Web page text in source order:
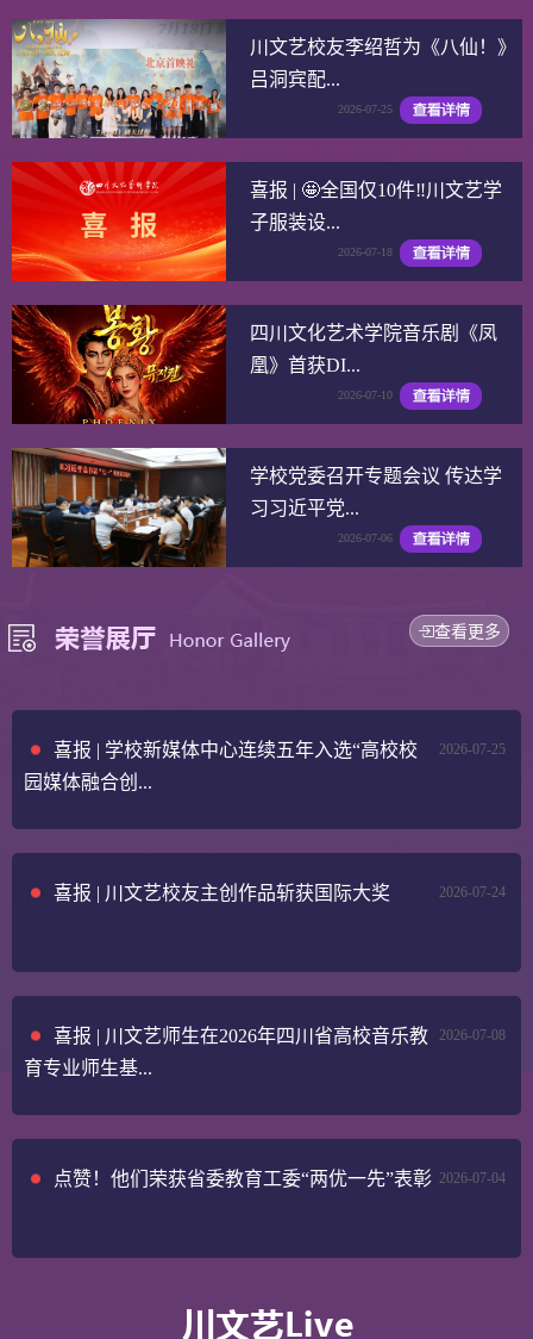
川文艺校友李绍哲为《八仙！》
吕洞宾配...
2026-07-25
喜报 | 🤩全国仅10件‼️川文艺学
子服装设...
2026-07-18
四川文化艺术学院音乐剧《凤
凰》首获DI...
2026-07-10
学校党委召开专题会议 传达学
习习近平党...
2026-07-06
查看更多
2026-07-25
喜报 | 学校新媒体中心连续五年入选“高校校
园媒体融合创...
2026-07-24
喜报 | 川文艺校友主创作品斩获国际大奖
2026-07-08
喜报 | 川文艺师生在2026年四川省高校音乐教
育专业师生基...
2026-07-04
点赞！他们荣获省委教育工委“两优一先”表彰